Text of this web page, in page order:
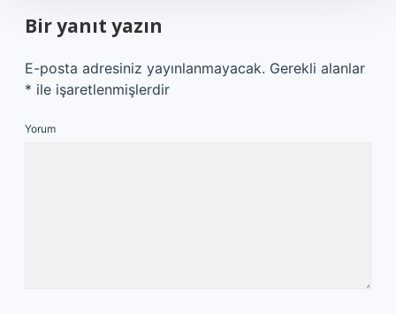
Bir yanıt yazın
E-posta adresiniz yayınlanmayacak. Gerekli alanlar
* ile işaretlenmişlerdir
Yorum